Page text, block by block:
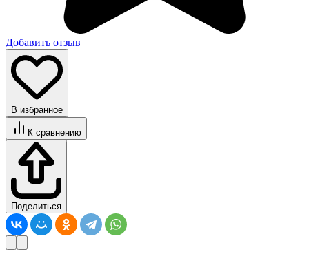
Добавить отзыв
В избранное
К сравнению
Поделиться